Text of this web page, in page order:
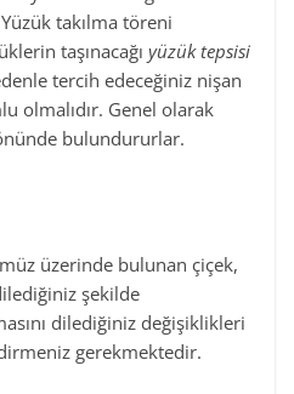
takılma töreni
taşınacağı yüzük tepsisi
tercih edeceğiniz nişan
olmalıdır. Genel olarak
bulundururlar.
üzerinde bulunan çiçek,
şekilde
dilediğiniz değişiklikleri
gerekmektedir.